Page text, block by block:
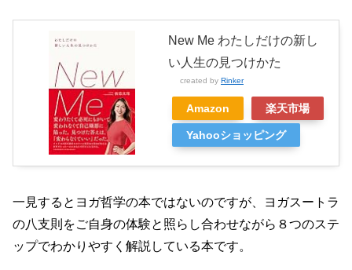
New Me わたしだけの新し
い人生の見つけかた
created by Rinker
Amazon 楽天市場
Yahooショッピング
一見するとヨガ哲学の本ではないのですが、ヨガスートラ
の八支則をご自身の体験と照らし合わせながら８つのステ
ップでわかりやすく解説している本です。